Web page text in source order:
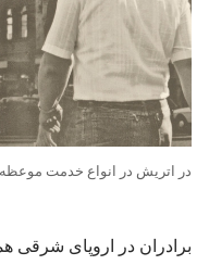
در اتریش در انواع خدمت
برادران در اروپای شرقی